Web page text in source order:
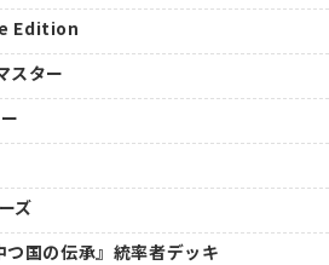
Edition
スター
ズ
つ国の伝承』統率者デッキ